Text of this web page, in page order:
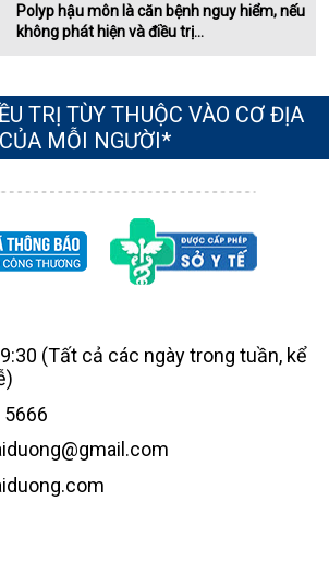
Polyp hậu môn là căn bệnh nguy hiểm, nếu
không phát hiện và điều trị...
TRỊ TÙY THUỘC VÀO CƠ ĐỊA
CỦA MỖI NGƯỜI*
(Tất cả các ngày trong tuần, kể
5666